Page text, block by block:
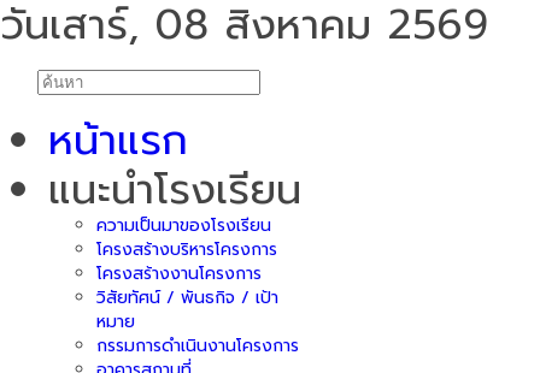
วันเสาร์, 08 สิงหาคม 2569
หน้าแรก
แนะนำโรงเรียน
ความเป็นมาของโรงเรียน
โครงสร้างบริหารโครงการ
โครงสร้างงานโครงการ
วิสัยทัศน์ / พันธกิจ / เป้า
หมาย
กรรมการดำเนินงานโครงการ